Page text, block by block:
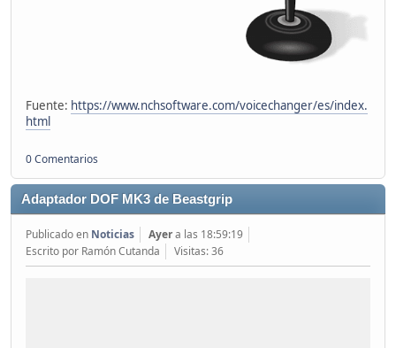
Fuente: https://www.nchsoftware.com/voicechanger/es/index.
html
0 Comentarios
Adaptador DOF MK3 de Beastgrip
Publicado en Noticias Ayera las 18:59:19
Escrito por Ramón Cutanda
Visitas: 36